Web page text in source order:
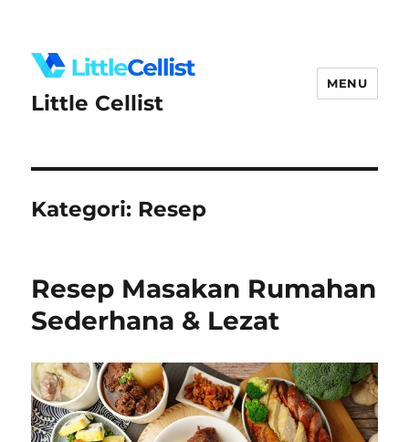
Little Cellist
MENU
Kategori: Resep
Resep Masakan Rumahan
Sederhana & Lezat